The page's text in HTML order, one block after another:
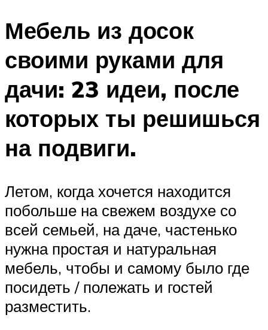
Мебель из досок
своими руками для
дачи: 23 идеи, после
которых ты решишься
на подвиги.
Летом, когда хочется находится
побольше на свежем воздухе со
всей семьей, на даче, частенько
нужна простая и натуральная
мебель, чтобы и самому было где
посидеть / полежать и гостей
разместить.